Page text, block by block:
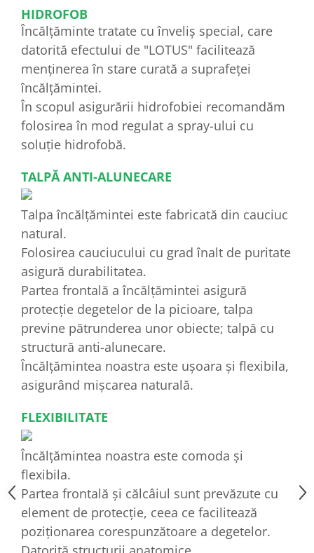
HIDROFOB
Încălțăminte tratate cu înveliș special, care
datorită efectului de "LOTUS" facilitează
menținerea în stare curată a suprafeței
încălțămintei.
În scopul asigurării hidrofobiei recomandăm
folosirea în mod regulat a spray-ului cu
soluție hidrofobă.
TALPĂ ANTI-ALUNECARE
Talpa încălțămintei este fabricată din cauciuc
natural.
Folosirea cauciucului cu grad înalt de puritate
asigură durabilitatea.
Partea frontală a încălțămintei asigură
protecție degetelor de la picioare, talpa
previne pătrunderea unor obiecte; talpă cu
structură anti-alunecare.
Încălțămintea noastra este ușoara și flexibila,
asigurând mișcarea naturală.
FLEXIBILITATE
Încălțămintea noastra este comoda și
flexibila.
Partea frontală și călcâiul sunt prevăzute cu
element de protecție, ceea ce facilitează
poziționarea corespunzătoare a degetelor.